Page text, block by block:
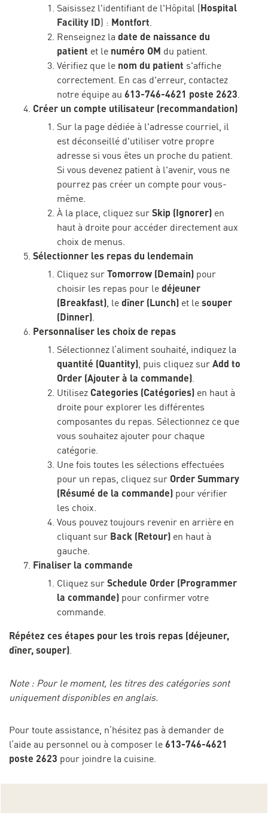
Saisissez l'identifiant de l'Hôpital (Hospital
Facility ID) : Montfort.
Renseignez la date de naissance du
patient et le numéro OM du patient.
Vérifiez que le nom du patient s'affiche
correctement. En cas d'erreur, contactez
notre équipe au 613-746-4621 poste 2623.
Créer un compte utilisateur (recommandation)
Sur la page dédiée à l'adresse courriel, il
est déconseillé d'utiliser votre propre
adresse si vous êtes un proche du patient.
Si vous devenez patient à l'avenir, vous ne
pourrez pas créer un compte pour vous-
même.
À la place, cliquez sur Skip (Ignorer) en
haut à droite pour accéder directement aux
choix de menus.
Sélectionner les repas du lendemain
Cliquez sur Tomorrow (Demain) pour
choisir les repas pour le déjeuner
(Breakfast), le dîner (Lunch) et le souper
(Dinner).
Personnaliser les choix de repas
Sélectionnez l’aliment souhaité, indiquez la
quantité (Quantity), puis cliquez sur Add to
Order (Ajouter à la commande).
Utilisez Categories (Catégories) en haut à
droite pour explorer les différentes
composantes du repas. Sélectionnez ce que
vous souhaitez ajouter pour chaque
catégorie.
Une fois toutes les sélections effectuées
pour un repas, cliquez sur Order Summary
(Résumé de la commande) pour vérifier
les choix.
Vous pouvez toujours revenir en arrière en
cliquant sur Back (Retour) en haut à
gauche.
Finaliser la commande
Cliquez sur Schedule Order (Programmer
la commande) pour confirmer votre
commande.
Répétez ces étapes pour les trois repas (déjeuner,
dîner, souper).
Note : Pour le moment, les titres des catégories sont
uniquement disponibles en anglais.
Pour toute assistance, n’hésitez pas à demander de
l’aide au personnel ou à composer le 613-746-4621
poste 2623 pour joindre la cuisine.